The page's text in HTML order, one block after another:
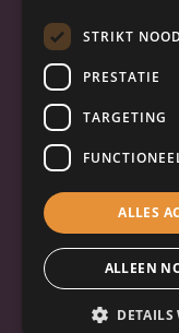
Garantie en
Annuleren of
Over TrueBase
Over TrueBase
Privacy
Algemene
Reviews van klanten
STRIKT
PRESTATIE
TARGETING
ALLES
ALLEEN
DETAILS